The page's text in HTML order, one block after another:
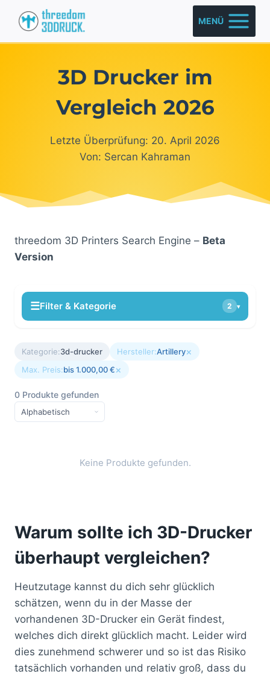
Inhalt
springen
MENÜ
3D Drucker im
Vergleich 2026
Letzte Überprüfung: 20. April 2026
Von: Sercan Kahraman
threedom 3D Printers Search Engine – Beta
Version
☰Filter & Kategorie 2 ▾
Kategorie:3d-drucker Hersteller:Artillery×
Max. Preis:bis 1.000,00 €×
0 Produkte gefunden
Keine Produkte gefunden.
Warum sollte ich 3D-Drucker
überhaupt vergleichen?
Heutzutage kannst du dich sehr glücklich
schätzen, wenn du in der Masse der
vorhandenen 3D-Drucker ein Gerät findest,
welches dich direkt glücklich macht. Leider wird
dies zunehmend schwerer und so ist das Risiko
tatsächlich vorhanden und relativ groß, dass du